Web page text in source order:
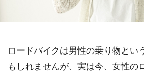
ロードバイクは男性の乗り物とい
もしれませんが、実は今、女性の